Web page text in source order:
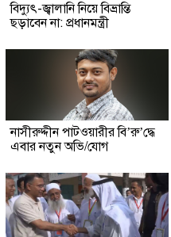
বিদ্যুৎ-জ্বালানি নিয়ে বিভ্রান্তি
ছড়াবেন না: প্রধানমন্ত্রী
নাসীরুদ্দীন পাটওয়ারীর বি’রু’দ্ধে
এবার নতুন অভি/যোগ